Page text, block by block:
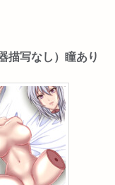
描写なし）瞳あり